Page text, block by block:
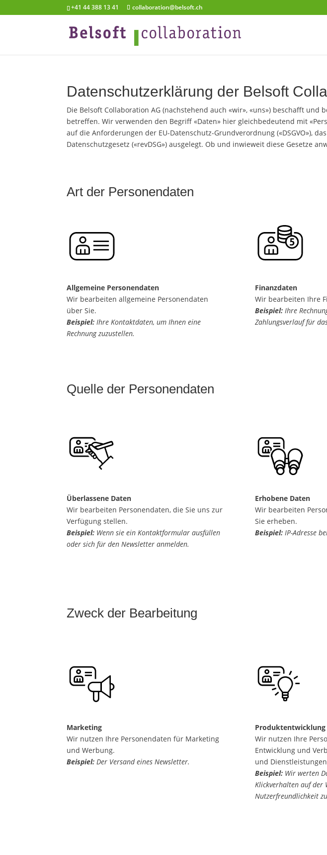
+41 44 388 13 41 collaboration@belsoft.ch
Datenschutzerklärung der Belsoft
Die Belsoft Collaboration AG (nachstehend auch «wir», «uns») beschafft
betreffen. Wir verwenden den Begriff «Daten» hier gleichbedeutend mit
auf die Anforderungen der EU-Datenschutz-Grundverordnung («DSGVO»),
Datenschutzgesetz («revDSG») ausgelegt. Ob und inwieweit diese Gesetze
Art der Personendaten
Allgemeine Personendaten
Wir bearbeiten allgemeine Personendaten
über Sie.
Beispiel:Ihre Kontaktdaten, um Ihnen eine
Rechnung zuzustellen.
Finanzdaten
Wir bearbeiten Ihre
Beispiel: Ihre
Zahlungsverlauf für
Quelle der Personendaten
Überlassene Daten
Wir bearbeiten Personendaten, die Sie uns zur
Verfügung stellen.
Beispiel: Wenn sie ein Kontaktformular ausfüllen
oder sich für den Newsletter anmelden.
Erhobene Daten
Wir bearbeiten
Sie erheben.
Beispiel: IP-Adresse
Zweck der Bearbeitung
Marketing
Wir nutzen Ihre Personendaten für Marketing
und Werbung.
Beispiel:Der Versand eines Newsletter.
Produktentwicklung
Wir nutzen Ihre
Entwicklung und
und
Beispiel: Wir werten
Klickverhalten auf der
Nutzerfreundlichkeit